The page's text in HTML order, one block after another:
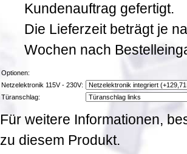
Kundenauftrag gefertigt.
Die Lieferzeit beträgt je
Wochen nach
Optionen:
Netzelektronik 115V - 230V:
Türanschlag:
Für weitere Informationen,
zu diesem Produkt.